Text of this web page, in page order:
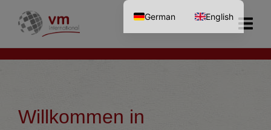
Willkommen in
German English